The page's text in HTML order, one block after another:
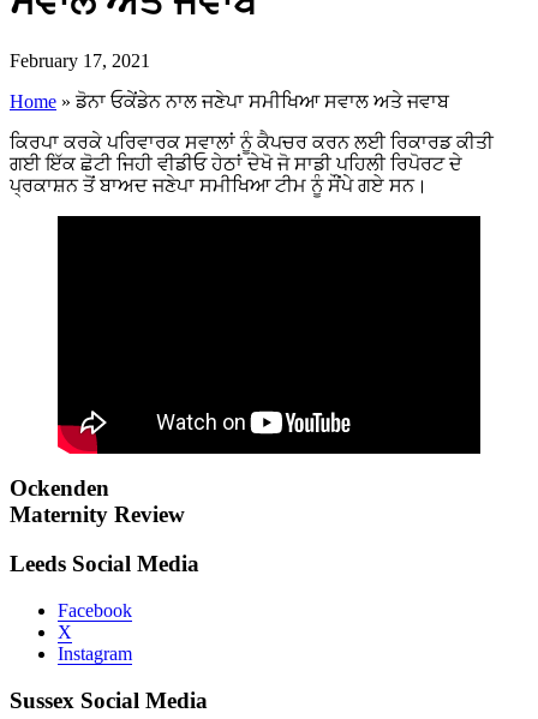
February 17, 2021
Home »ਡੋਨਾ ਓਕੇਂਡੇਨ ਨਾਲ ਜਣੇਪਾ ਸਮੀਖਿਆ ਸਵਾਲ ਅਤੇ ਜਵਾਬ
ਕਿਰਪਾ ਕਰਕੇ ਪਰਿਵਾਰਕ ਸਵਾਲਾਂ ਨੂੰ ਕੈਪਚਰ ਕਰਨ ਲਈ ਰਿਕਾਰਡ ਕੀਤੀ
ਗਈ ਇੱਕ ਛੋਟੀ ਜਿਹੀ ਵੀਡੀਓ ਹੇਠਾਂ ਦੇਖੋ ਜੋ ਸਾਡੀ ਪਹਿਲੀ ਰਿਪੋਰਟ ਦੇ
ਪ੍ਰਕਾਸ਼ਨ ਤੋਂ ਬਾਅਦ ਜਣੇਪਾ ਸਮੀਖਿਆ ਟੀਮ ਨੂੰ ਸੌਂਪੇ ਗਏ ਸਨ।
Ockenden
Maternity Review
Leeds Social Media
Facebook
X
Instagram
Sussex Social Media